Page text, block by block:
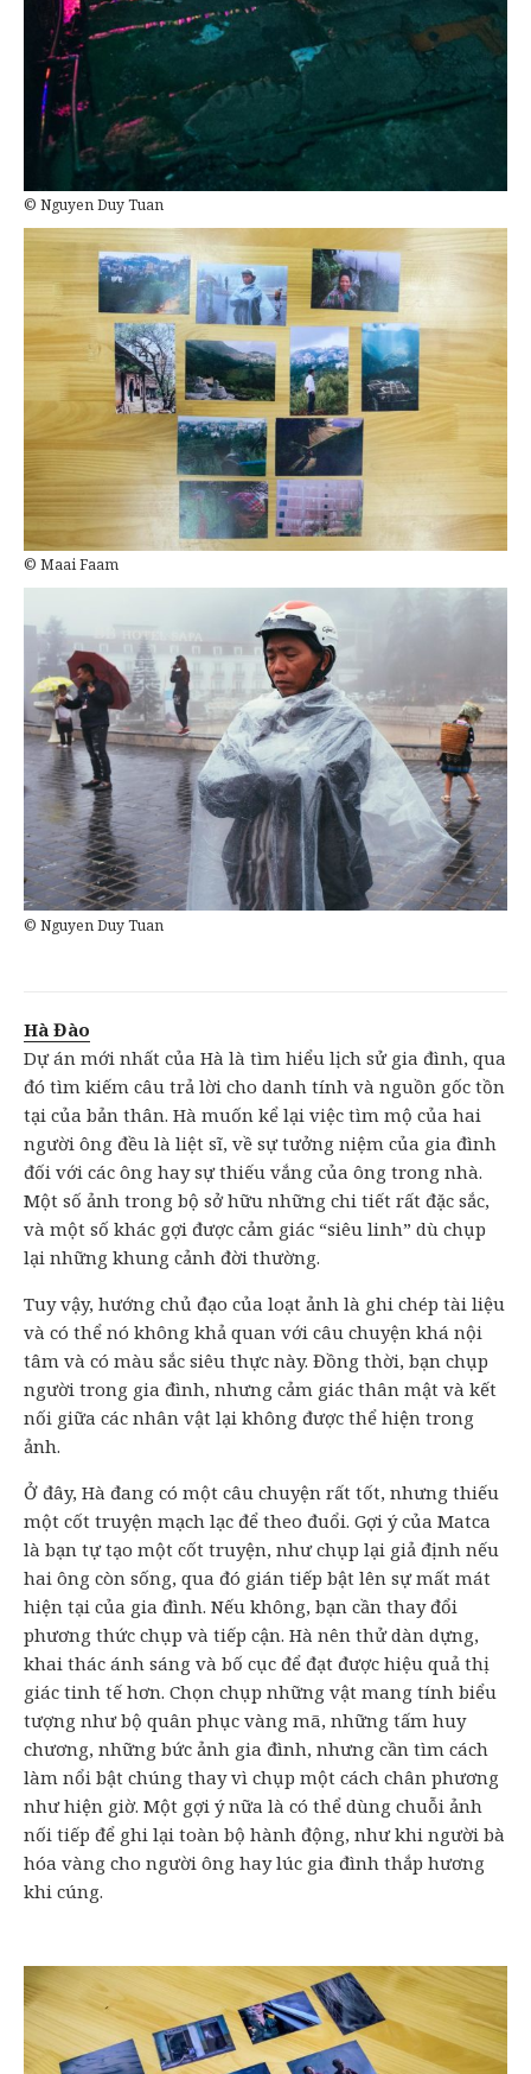
© Nguyen Duy Tuan
© Maai Faam
© Nguyen Duy Tuan
Hà Đào
Dự án mới nhất của Hà là tìm hiểu lịch sử gia đình, qua
đó tìm kiếm câu trả lời cho danh tính và nguồn gốc tồn
tại của bản thân. Hà muốn kể lại việc tìm mộ của hai
người ông đều là liệt sĩ, về sự tưởng niệm của gia đình
đối với các ông hay sự thiếu vắng của ông trong nhà.
Một số ảnh trong bộ sở hữu những chi tiết rất đặc sắc,
và một số khác gợi được cảm giác “siêu linh” dù chụp
lại những khung cảnh đời thường.
Tuy vậy, hướng chủ đạo của loạt ảnh là ghi chép tài liệu
và có thể nó không khả quan với câu chuyện khá nội
tâm và có màu sắc siêu thực này. Đồng thời, bạn chụp
người trong gia đình, nhưng cảm giác thân mật và kết
nối giữa các nhân vật lại không được thể hiện trong
ảnh.
Ở đây, Hà đang có một câu chuyện rất tốt, nhưng thiếu
một cốt truyện mạch lạc để theo đuổi. Gợi ý của Matca
là bạn tự tạo một cốt truyện, như chụp lại giả định nếu
hai ông còn sống, qua đó gián tiếp bật lên sự mất mát
hiện tại của gia đình. Nếu không, bạn cần thay đổi
phương thức chụp và tiếp cận. Hà nên thử dàn dựng,
khai thác ánh sáng và bố cục để đạt được hiệu quả thị
giác tinh tế hơn. Chọn chụp những vật mang tính biểu
tượng như bộ quân phục vàng mã, những tấm huy
chương, những bức ảnh gia đình, nhưng cần tìm cách
làm nổi bật chúng thay vì chụp một cách chân phương
như hiện giờ. Một gợi ý nữa là có thể dùng chuỗi ảnh
nối tiếp để ghi lại toàn bộ hành động, như khi người bà
hóa vàng cho người ông hay lúc gia đình thắp hương
khi cúng.